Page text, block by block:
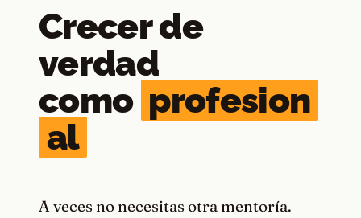
Crecer de
verdad
como profesion
al
A veces no necesitas otra mentoría.